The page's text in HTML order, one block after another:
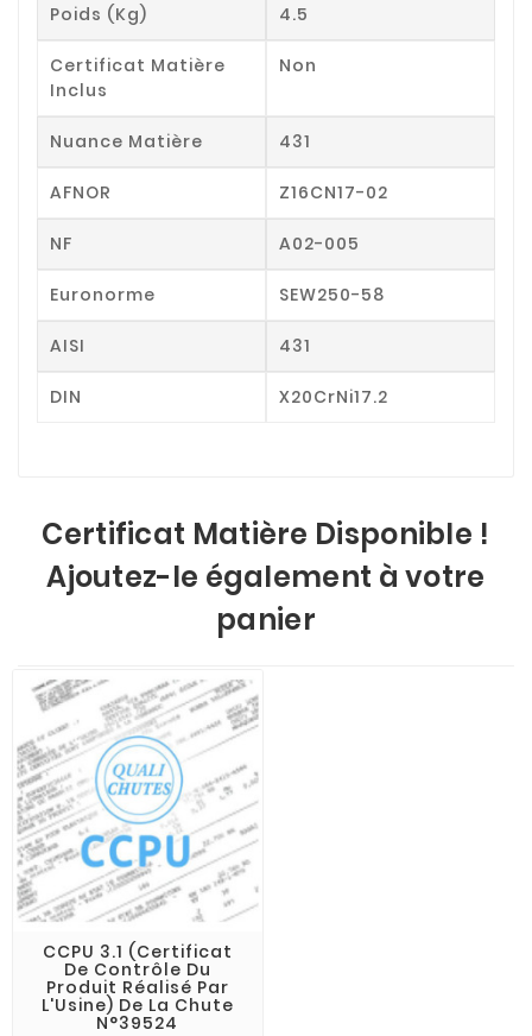
Poids (kg) 4.5
Certificat Matière
Inclus
Non
Nuance Matière 431
AFNOR Z16CN17-02
NF A02-005
Euronorme SEW250-58
AISI 431
DIN X20CrNi17.2
Certificat Matière Disponible !
Ajoutez-le également à votre
panier
CCPU 3.1 (Certificat
De Contrôle Du
Produit Réalisé Par
L'Usine) De La Chute
N°39524